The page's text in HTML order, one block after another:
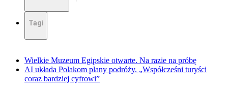
Tagi
Wielkie Muzeum Egipskie otwarte. Na razie na próbę
AI układa Polakom plany podróży. „Współcześni turyści
coraz bardziej cyfrowi”